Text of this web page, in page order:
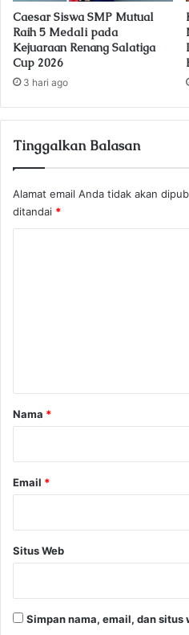
Caesar Siswa SMP Mutual
Raih 5 Medali pada
Kejuaraan Renang Salatiga
Cup 2026
3 hari ago
Tinggalkan Balasan
Alamat email Anda tidak akan
ditandai *
rNama *
Email *
Situs Web
Simpan nama, email, dan situs